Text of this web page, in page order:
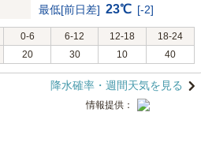
最低[前日差] 23℃ [-2]
0-6 6-12 12-18
18-24
20 30 10 40
降水確率・週間天気を見る
情報提供：